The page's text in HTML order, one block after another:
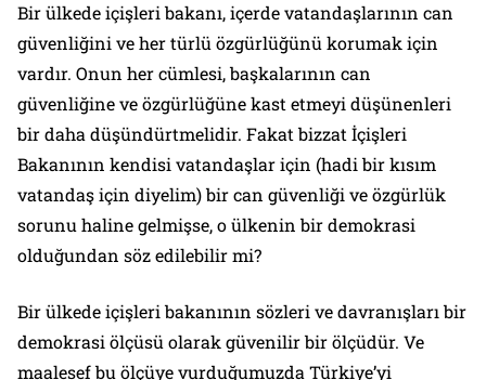
Bir ülkede içişleri bakanı, içerde vatandaşlarının can
güvenliğini ve her türlü özgürlüğünü korumak için
vardır. Onun her cümlesi, başkalarının can
güvenliğine ve özgürlüğüne kast etmeyi düşünenleri
bir daha düşündürtmelidir. Fakat bizzat İçişleri
Bakanının kendisi vatandaşlar için (hadi bir kısım
vatandaş için diyelim) bir can güvenliği ve özgürlük
sorunu haline gelmişse, o ülkenin bir demokrasi
olduğundan söz edilebilir mi?
Bir ülkede içişleri bakanının sözleri ve davranışları bir
demokrasi ölçüsü olarak güvenilir bir ölçüdür. Ve
maalesef bu ölçüye vurduğumuzda Türkiye’yi